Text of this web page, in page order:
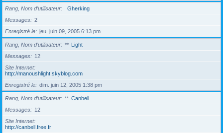
Rang, Nom d’utilisateur
Gherking
Messages
2
Enregistré le
jeu. juin 09, 2005 6:13 pm
Rang, Nom d’utilisateur ** Light
Messages
12
Site Internet
http://manoushlight.skyblog.com
Enregistré le
dim. juin 12, 2005 1:38 pm
Rang, Nom d’utilisateur ** Canbell
Messages
12
Site Internet
http://canbell.free.fr